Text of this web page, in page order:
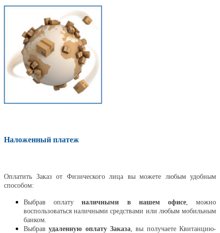
Наложенный платеж
Оплатить Заказ от Физического лица вы можете любым удобным
способом:
Выбрав оплатуналичными в нашем офисе, можно
воспользоваться наличными средствами или любым мобильным
банком.
Выбравудаленную оплату Заказа , вы получаете Квитанцию-